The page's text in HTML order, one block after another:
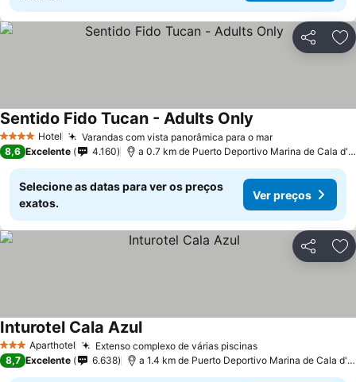
Partilhar
4 EstrelasHotel Varandas com vista panorâmica para o mar
Sentido Fido Tucan - Adults Only
8,6 Excelente 4.160 a 0.7 km de Puerto Deportivo Marina de Cala d'Or
Selecione as datas para ver os preços
exatos.
Ver preços
Partilhar
3 EstrelasAparthotel Extenso complexo de várias piscinas
Inturotel Cala Azul
8,7 Excelente 6.638 a 1.4 km de Puerto Deportivo Marina de Cala d'Or